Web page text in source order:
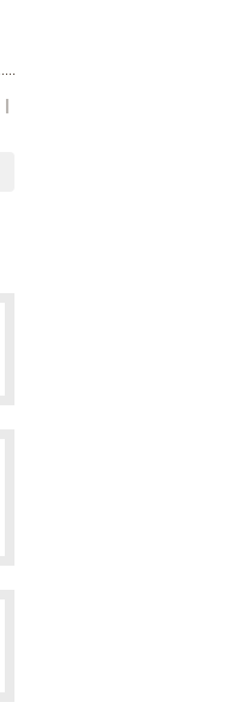
｜